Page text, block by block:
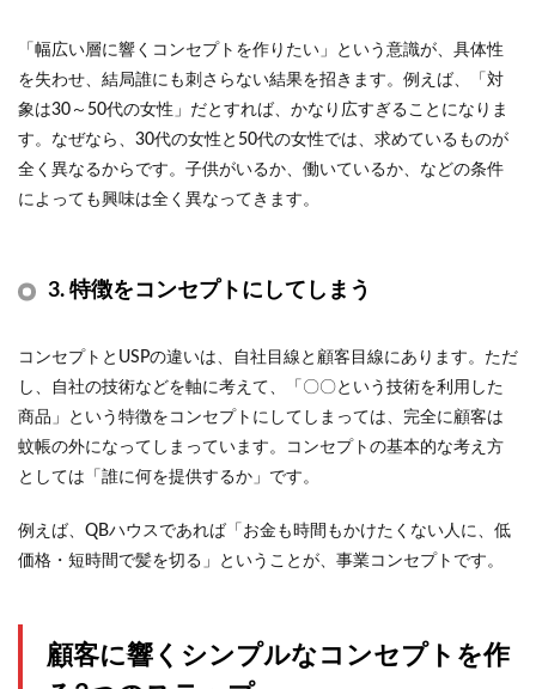
「幅広い層に響くコンセプトを作りたい」という意識が、具体性
を失わせ、結局誰にも刺さらない結果を招きます。例えば、「対
象は30～50代の女性」だとすれば、かなり広すぎることになりま
す。なぜなら、30代の女性と50代の女性では、求めているものが
全く異なるからです。子供がいるか、働いているか、などの条件
によっても興味は全く異なってきます。
3. 特徴をコンセプトにしてしまう
コンセプトとUSPの違いは、自社目線と顧客目線にあります。ただ
し、自社の技術などを軸に考えて、「〇〇という技術を利用した
商品」という特徴をコンセプトにしてしまっては、完全に顧客は
蚊帳の外になってしまっています。コンセプトの基本的な考え方
としては「誰に何を提供するか」です。
例えば、QBハウスであれば「お金も時間もかけたくない人に、低
価格・短時間で髪を切る」ということが、事業コンセプトです。
顧客に響くシンプルなコンセプトを作